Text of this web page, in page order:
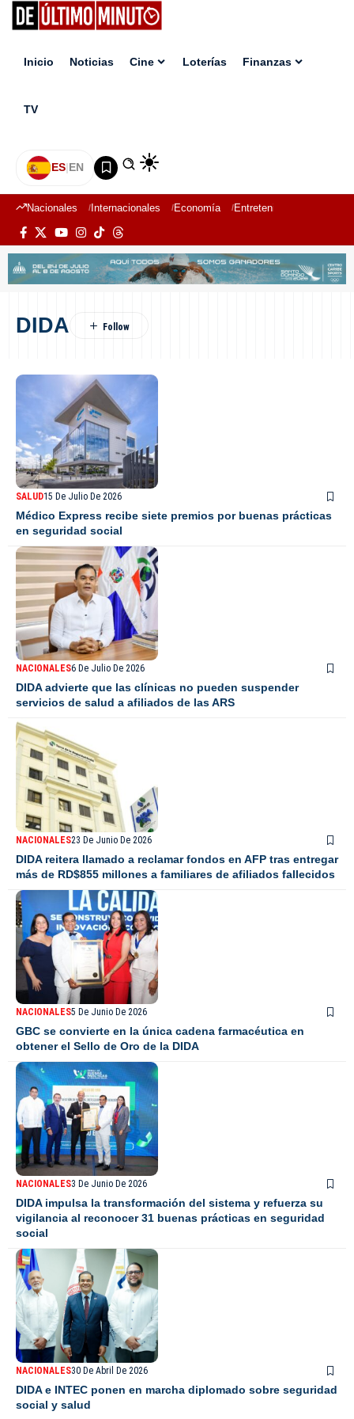
Inicio Noticias Cine Loterías Finanzas
TV
ES|EN
Nacionales Internacionales Economía Entretenimiento
DIDA
SALUD15 De Julio De 2026
Médico Express recibe siete premios por buenas prácticas
en seguridad social
NACIONALES6 De Julio De 2026
DIDA advierte que las clínicas no pueden suspender
servicios de salud a afiliados de las ARS
NACIONALES23 De Junio De 2026
DIDA reitera llamado a reclamar fondos en AFP tras entregar
más de RD$855 millones a familiares de afiliados fallecidos
NACIONALES5 De Junio De 2026
GBC se convierte en la única cadena farmacéutica en
obtener el Sello de Oro de la DIDA
NACIONALES3 De Junio De 2026
DIDA impulsa la transformación del sistema y refuerza su
vigilancia al reconocer 31 buenas prácticas en seguridad
social
NACIONALES30 De Abril De 2026
DIDA e INTEC ponen en marcha diplomado sobre seguridad
social y salud